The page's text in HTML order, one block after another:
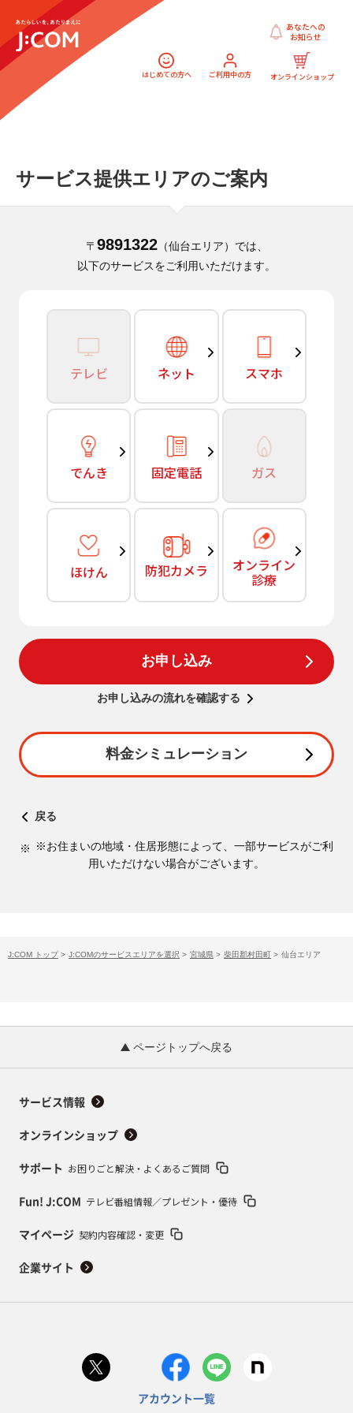
はじめての方へ ご利用中の方 オンラインショップ
あなたへの
お知らせ
サービス提供エリアのご案内
〒 9891322（仙台エリア）では、
以下のサービスをご利用いただけます。
テレビ ネット スマホ
でんき 固定電話 ガス
ほけん 防犯カメラ オンライン
診療
お申し込み
お申し込みの流れを確認する
料金シミュレーション
戻る
※お住まいの地域・住居形態によって、一部サービスがご利
用いただけない場合がございます。
J:COM トップ > J:COMのサービスエリアを選択 > 宮城県 > 柴田郡村田町 > 仙台エリア
ページトップへ戻る
サービス情報
オンラインショップ
サポート お困りごと解決・よくあるご質問
Fun! J:COM テレビ番組情報／プレゼント・優待
マイページ 契約内容確認・変更
企業サイト
アカウント一覧